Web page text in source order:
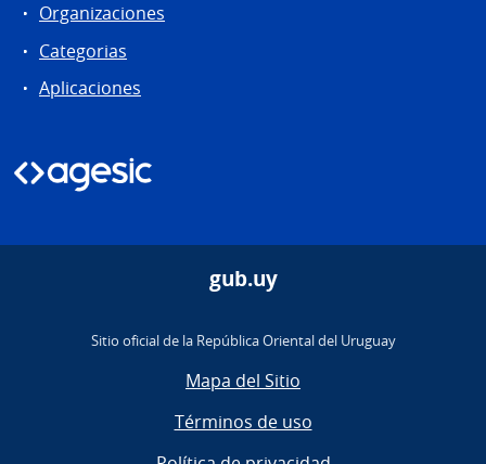
Organizaciones
Categorias
Aplicaciones
gub.uy
Sitio oficial de la República Oriental del Uruguay
Mapa del Sitio
Términos de uso